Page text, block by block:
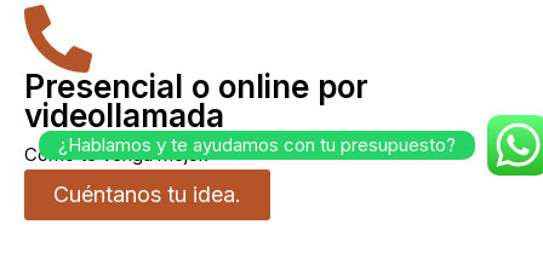
Presencial o online por
videollamada
Como te venga mejor.
Cuéntanos tu idea.
¿Hablamos y te ayudamos con tu presupuesto?